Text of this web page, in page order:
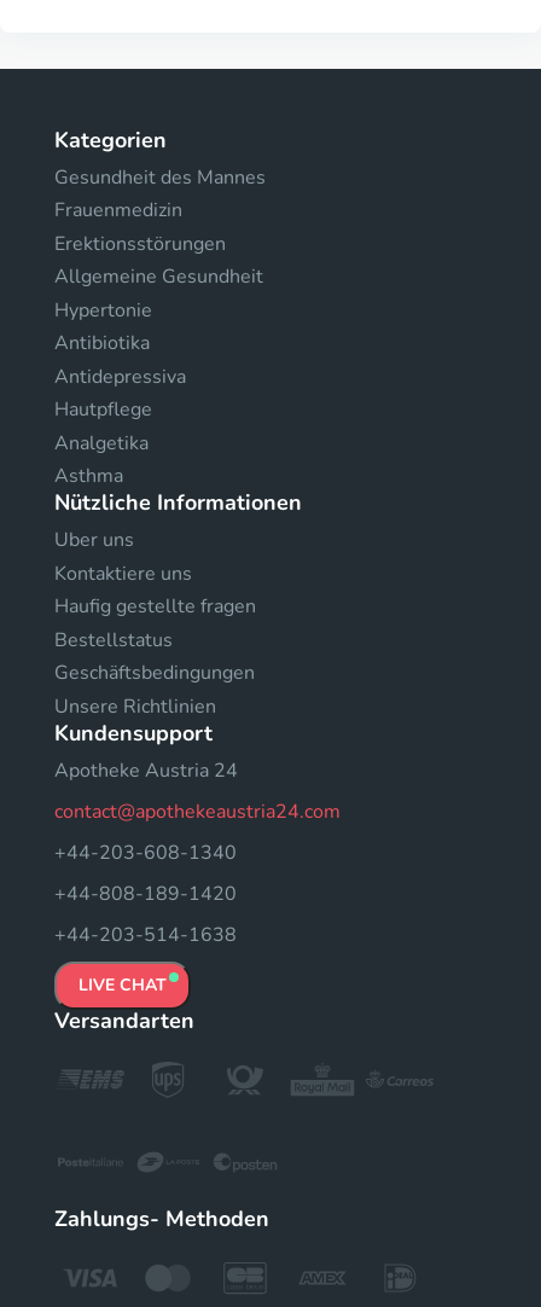
Kategorien
Gesundheit des Mannes
Frauenmedizin
Erektionsstörungen
Allgemeine Gesundheit
Hypertonie
Antibiotika
Antidepressiva
Hautpflege
Analgetika
Asthma
Nützliche Informationen
Uber uns
Kontaktiere uns
Haufig gestellte fragen
Bestellstatus
Geschäftsbedingungen
Unsere Richtlinien
Kundensupport
Apotheke Austria 24
contact@apothekeaustria24.com
+44-203-608-1340
+44-808-189-1420
+44-203-514-1638
LIVE CHAT
Versandarten
Zahlungs- Methoden